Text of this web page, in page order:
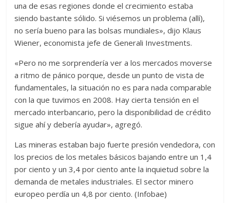
una de esas regiones donde el crecimiento estaba
siendo bastante sólido. Si viésemos un problema (allí),
no sería bueno para las bolsas mundiales», dijo Klaus
Wiener, economista jefe de Generali Investments.
«Pero no me sorprendería ver a los mercados moverse
a ritmo de pánico porque, desde un punto de vista de
fundamentales, la situación no es para nada comparable
con la que tuvimos en 2008. Hay cierta tensión en el
mercado interbancario, pero la disponibilidad de crédito
sigue ahí y debería ayudar», agregó.
Las mineras estaban bajo fuerte presión vendedora, con
los precios de los metales básicos bajando entre un 1,4
por ciento y un 3,4 por ciento ante la inquietud sobre la
demanda de metales industriales. El sector minero
europeo perdía un 4,8 por ciento. (Infobae)